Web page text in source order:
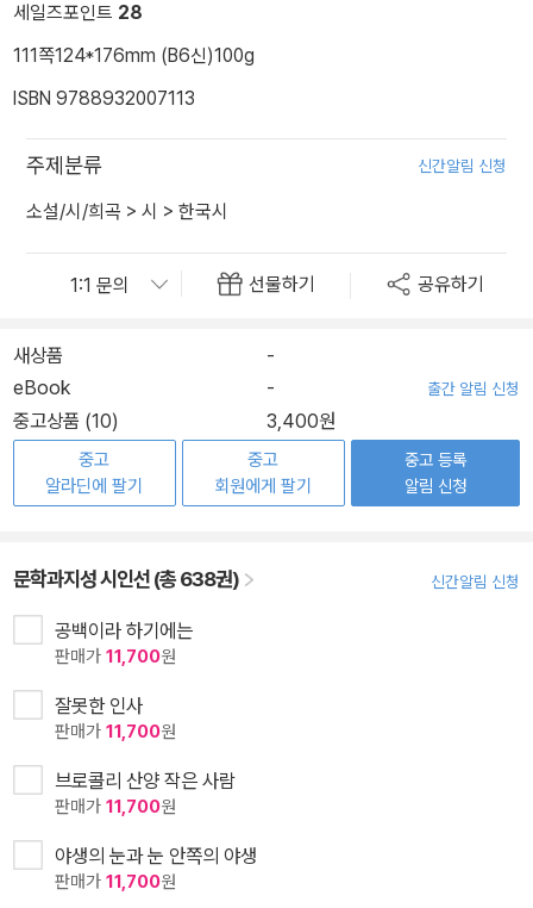
세일즈포인트 28
111쪽124*176mm (B6신)100g
ISBN 9788932007113
주제분류 신간알림 신청
소설/시/희곡 > 시 > 한국시
선물하기 공유하기
새상품
-
eBook
- 출간 알림 신청
중고상품 (10) 3,400원
중고
알라딘에 팔기
중고
회원에게 팔기
중고 등록
알림 신청
문학과지성 시인선 (총 638권) 신간알림 신청
공백이라 하기에는
판매가 11,700원
잘못한 인사
판매가 11,700원
브로콜리 산양 작은 사람
판매가 11,700원
야생의 눈과 눈 안쪽의 야생
판매가 11,700원